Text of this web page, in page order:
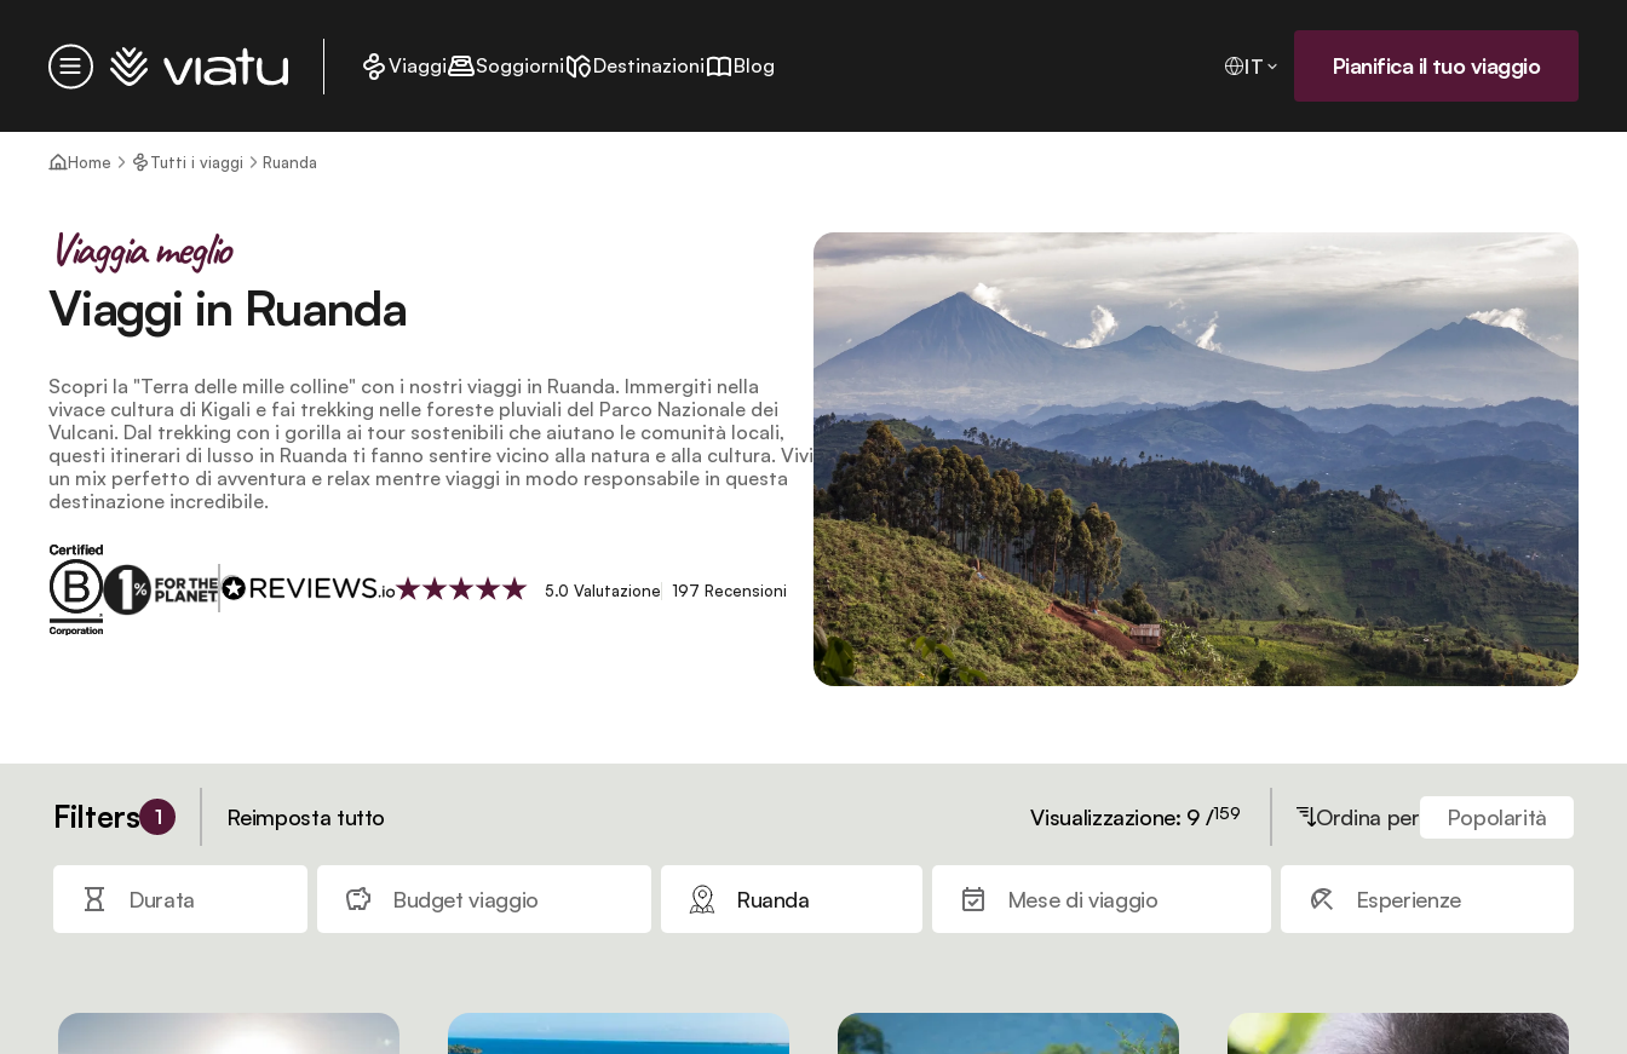
Menu
Homepage Viaggi Soggiorni Destinazioni Blog IT Pianifica il tuo viaggio
Home Tutti i viaggi Ruanda
Viaggi in Ruanda
Viaggia meglio
Scopri la "Terra delle mille colline" con i nostri viaggi in Ruanda. Immergiti nella
vivace cultura di Kigali e fai trekking nelle foreste pluviali del Parco Nazionale dei
Vulcani. Dal trekking con i gorilla ai tour sostenibili che aiutano le comunità locali,
questi itinerari di lusso in Ruanda ti fanno sentire vicino alla natura e alla cultura. Vivi
un mix perfetto di avventura e relax mentre viaggi in modo responsabile in questa
destinazione incredibile.
5.0 Valutazione 197 Recensioni
Filters 1 Reimposta tutto Visualizzazione: 9 /159 Ordina per Popolarità
Durata Budget viaggio Ruanda Mese di viaggio Esperienze